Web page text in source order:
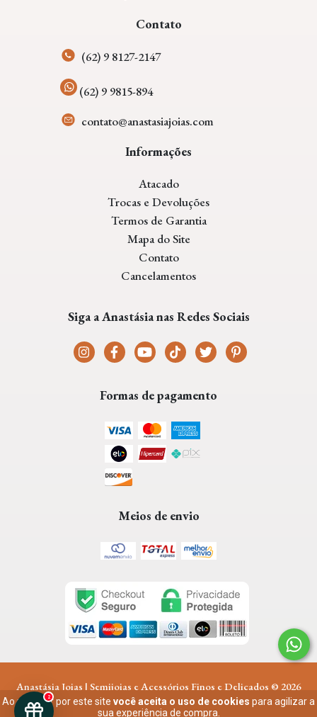
Ao navegar por este site você aceita o uso de cookies para agilizar a
sua experiência de compra.
Contato
(62) 9 8127-2147
(62) 9 9815-894
contato@anastasiajoias.com
Informações
Atacado
Trocas e Devoluções
Termos de Garantia
Mapa do Site
Contato
Cancelamentos
Siga a Anastásia nas Redes Sociais
Formas de pagamento
Meios de envio
Anastásia Joias | Semijoias e Acessórios Finos e Delicados © 2026
Todos os Direitos Reservados.
Av T-63 n° 4748 Parque Anhanguera
2